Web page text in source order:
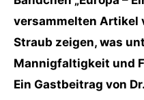
versammelten Artikel
Straub zeigen, was
Mannigfaltigkeit und
Ein Gastbeitrag von Dr.